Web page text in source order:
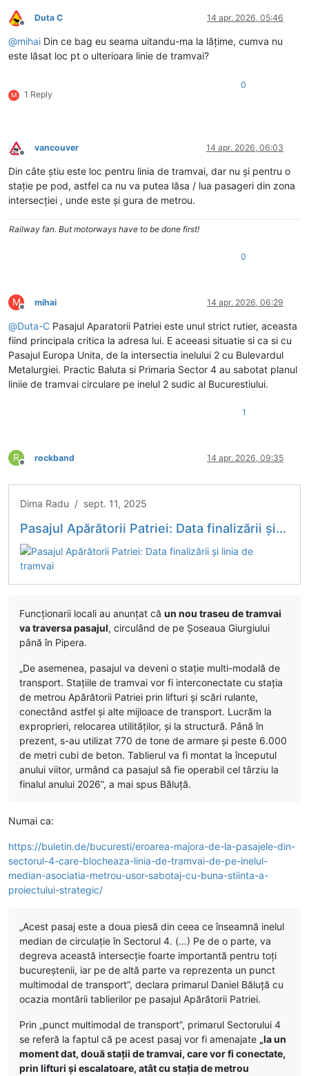
Deconectat
Duta C 14 apr. 2026, 05:46
@mihai Din ce bag eu seama uitandu-ma la lățime, cumva nu
este lăsat loc pt o ulterioara linie de tramvai?
M 1 Reply
0
Deconectat
vancouver 14 apr. 2026, 06:03
Din câte știu este loc pentru linia de tramvai, dar nu și pentru o
stație pe pod, astfel ca nu va putea lăsa / lua pasageri din zona
intersecției , unde este și gura de metrou.
Railway fan. But motorways have to be done first!
0
M
Deconectat
mihai 14 apr. 2026, 06:29
@Duta-C Pasajul Aparatorii Patriei este unul strict rutier, aceasta
fiind principala critica la adresa lui. E aceeasi situatie si ca si cu
Pasajul Europa Unita, de la intersectia inelului 2 cu Bulevardul
Metalurgiei. Practic Baluta si Primaria Sector 4 au sabotat planul
liniie de tramvai circulare pe inelul 2 sudic al Bucurestiului.
1
R
Deconectat
rockband 14 apr. 2026, 09:35
Dima Radu / sept. 11, 2025
Pasajul Apărătorii Patriei: Data finalizării și linia de tramvai
Funcționarii locali au anunțat că un nou traseu de tramvai
va traversa pasajul, circulând de pe Șoseaua Giurgiului
până în Pipera.
„De asemenea, pasajul va deveni o stație multi-modală de
transport. Stațiile de tramvai vor fi interconectate cu stația
de metrou Apărătorii Patriei prin lifturi și scări rulante,
conectând astfel și alte mijloace de transport. Lucrăm la
exproprieri, relocarea utilităților, și la structură. Până în
prezent, s-au utilizat 770 de tone de armare și peste 6.000
de metri cubi de beton. Tablierul va fi montat la începutul
anului viitor, urmând ca pasajul să fie operabil cel târziu la
finalul anului 2026”, a mai spus Băluţă.
Numai ca:
https://buletin.de/bucuresti/eroarea-majora-de-la-pasajele-din-
sectorul-4-care-blocheaza-linia-de-tramvai-de-pe-inelul-
median-asociatia-metrou-usor-sabotaj-cu-buna-stiinta-a-
proiectului-strategic/
„Acest pasaj este a doua piesă din ceea ce înseamnă inelul
median de circulație în Sectorul 4. (…) Pe de o parte, va
degreva această intersecție foarte importantă pentru toți
bucureștenii, iar pe de altă parte va reprezenta un punct
multimodal de transport”, declara primarul Daniel Băluță cu
ocazia montării tablierilor pe pasajul Apărătorii Patriei.
Prin „punct multimodal de transport”, primarul Sectorului 4
se referă la faptul că pe acest pasaj vor fi amenajate „la un
moment dat, două stații de tramvai, care vor fi conectate,
prin lifturi și escalatoare, atât cu stația de metrou